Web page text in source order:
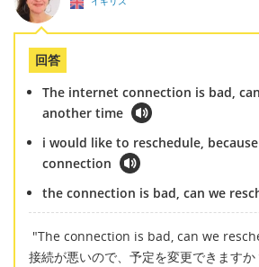
回答
The internet connection is bad,
another time
i would like to reschedule,
connection
the connection is bad, can we
"The connection is bad, can we
接続が悪いので、予定を変更できますか